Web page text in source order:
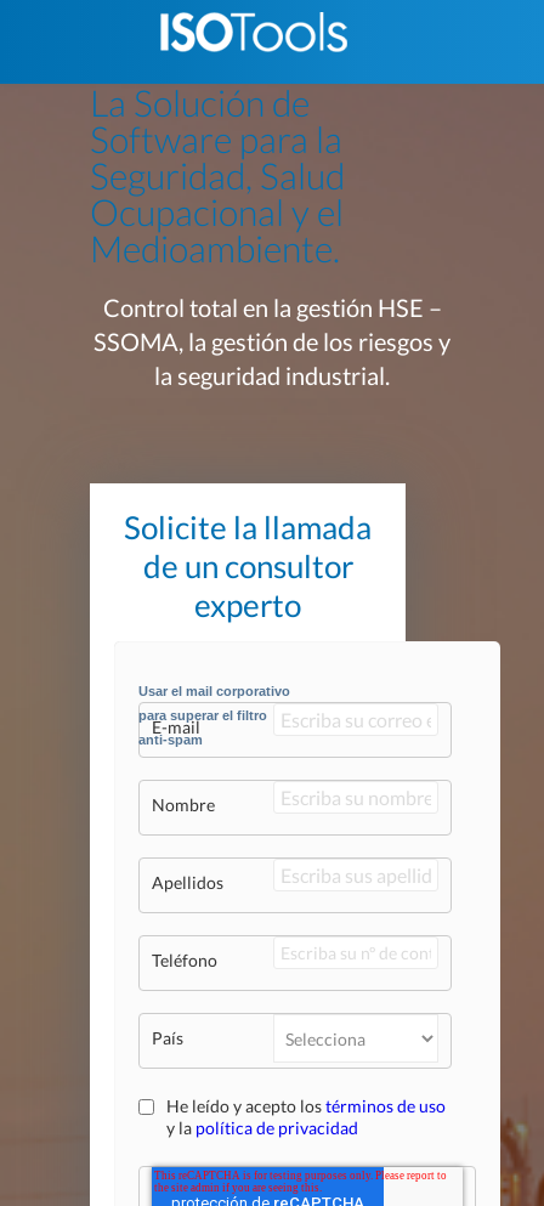
La Solución de
Software para la
Seguridad, Salud
Ocupacional y el
Medioambiente.
Control total en la gestión HSE –
SSOMA, la gestión de los riesgos y
la seguridad industrial.
Solicite la llamada
de un consultor
experto
E-mail
Usar el mail corporativo
para superar el filtro
anti-spam
Nombre
Apellidos
Teléfono
País
He leído y acepto lostérminos de uso
y la política de privacidad